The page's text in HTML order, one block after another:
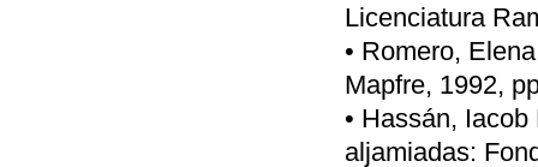
Licenciatura
• Romero,
Mapfre, 1992,
• Hassán,
aljamiadas: